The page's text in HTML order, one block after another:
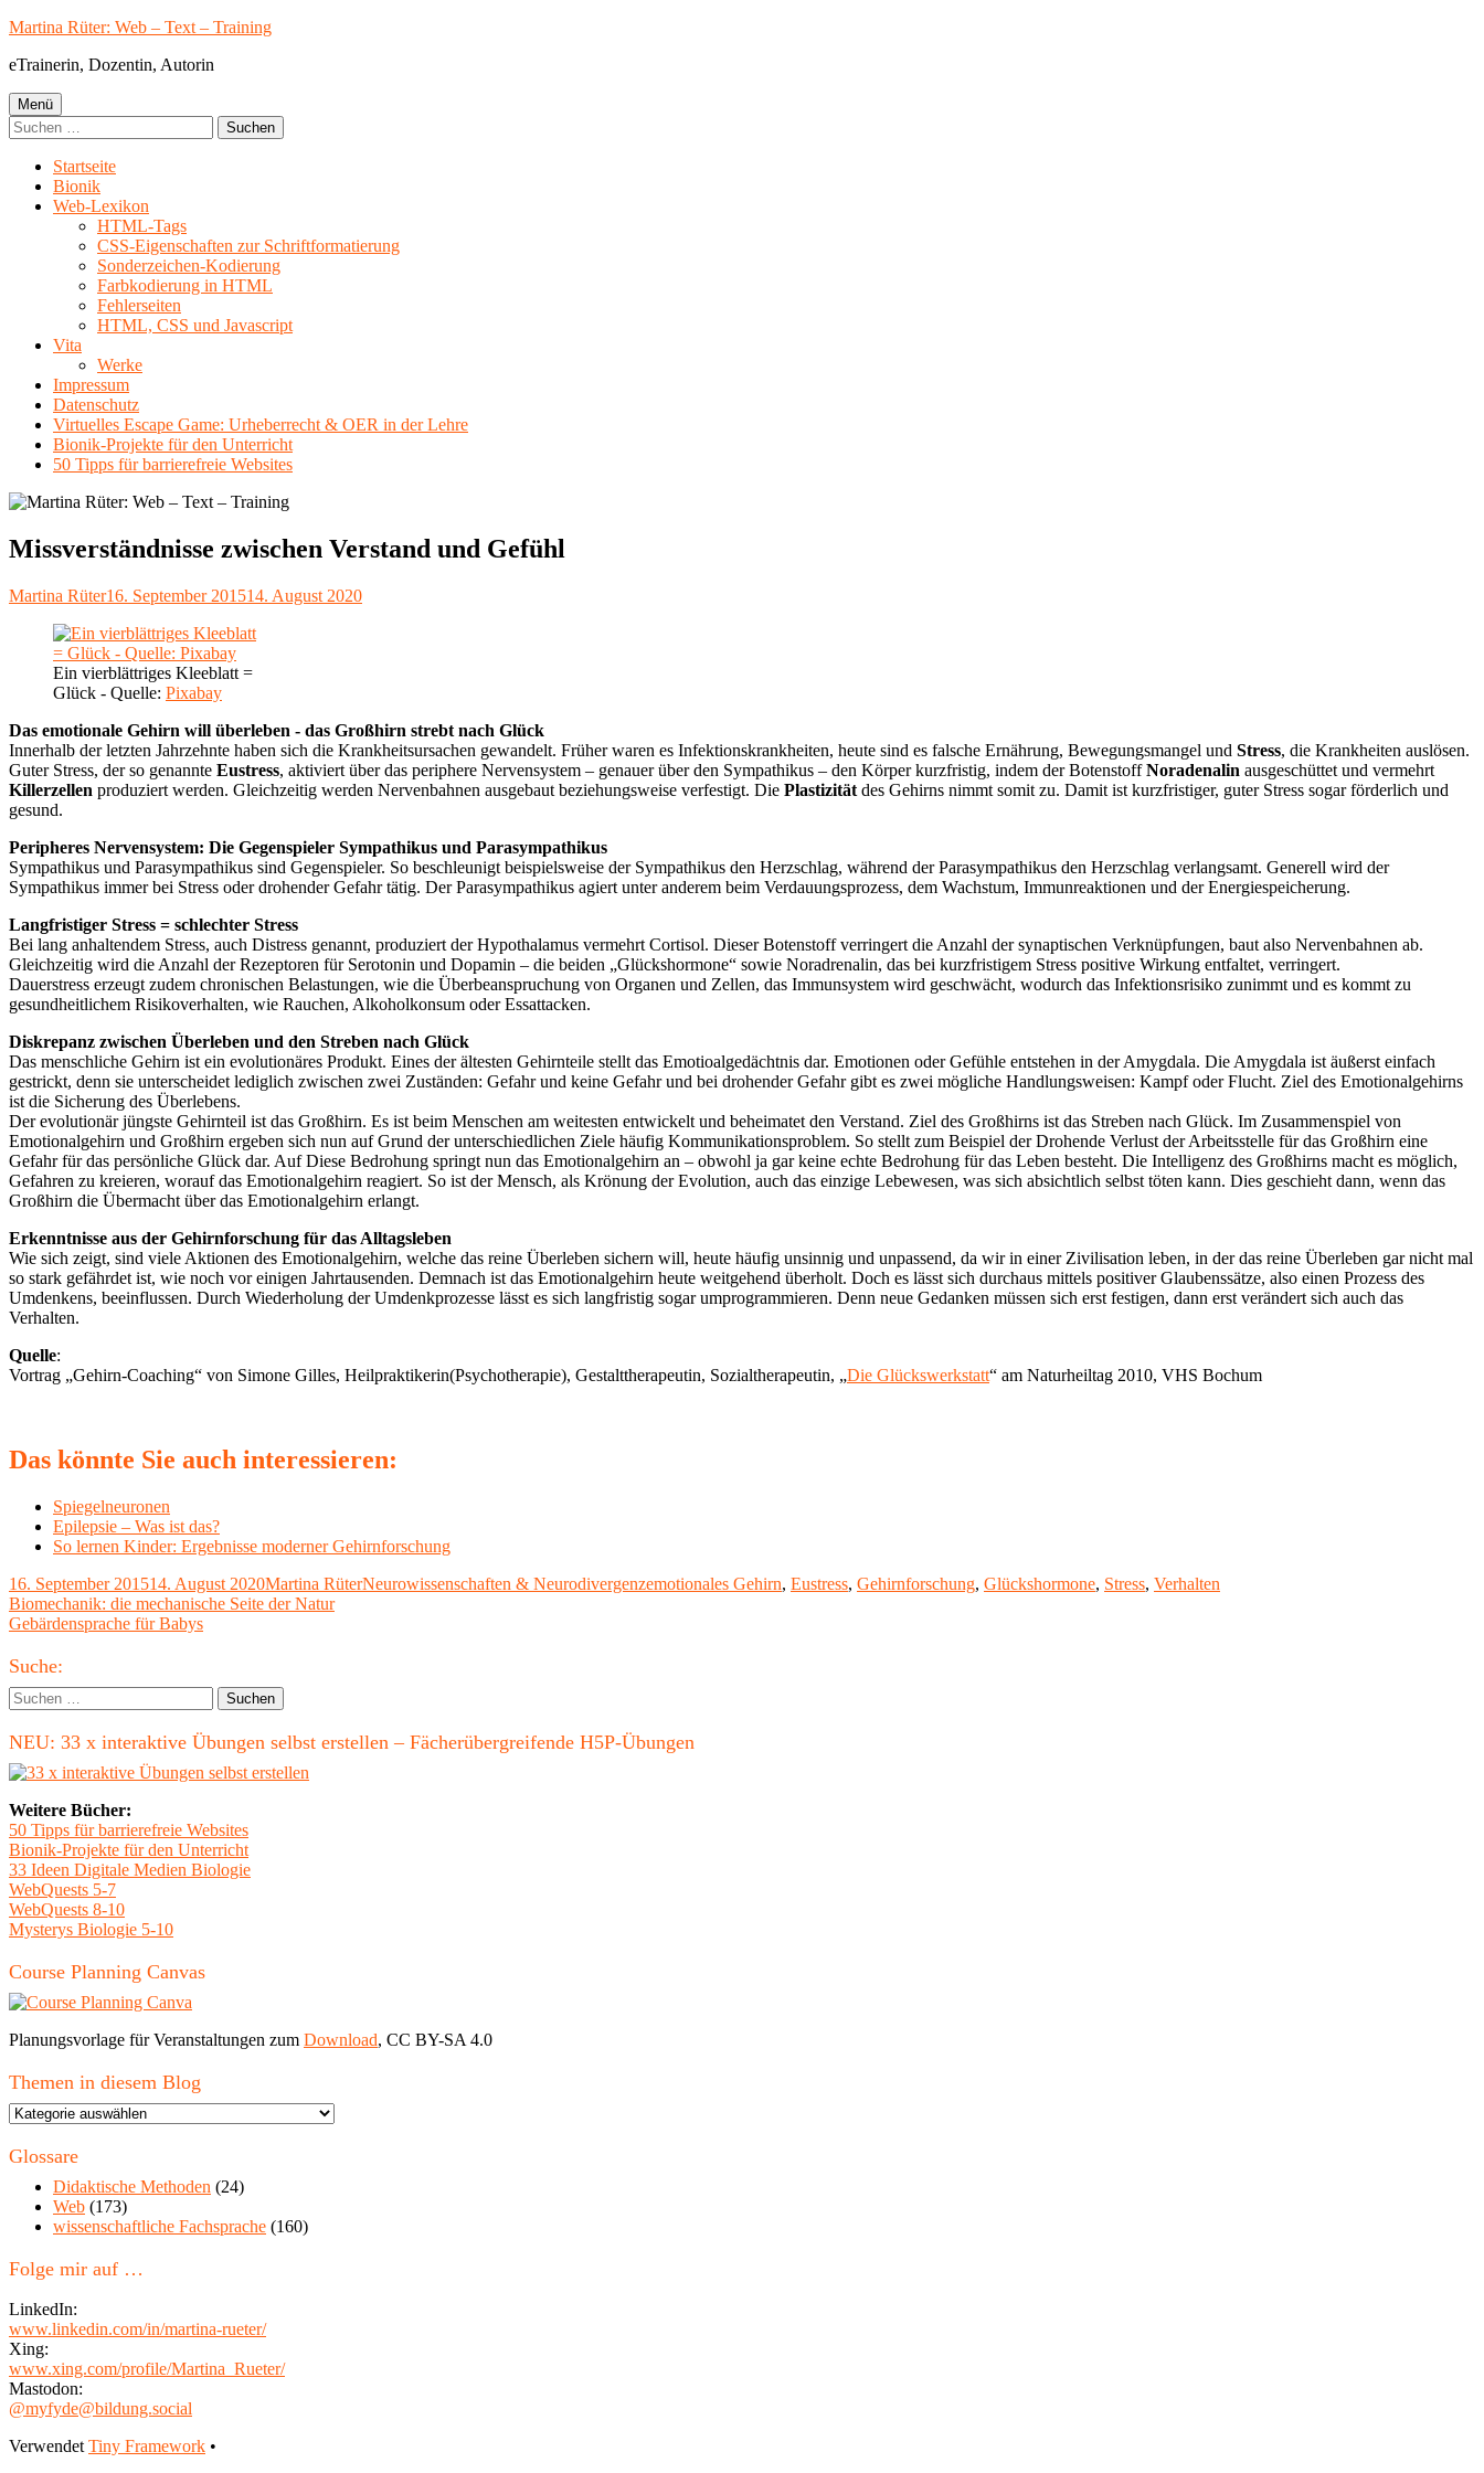
Springe
Inhalt
Martina Rüter: Web – Text – Training
eTrainerin, Dozentin, Autorin
Primäres
Menü
Menü
Suchen
nach:
Startseite
Bionik
Web-Lexikon
HTML-Tags
CSS-Eigenschaften zur Schriftformatierung
Sonderzeichen-Kodierung
Farbkodierung in HTML
Fehlerseiten
HTML, CSS und Javascript
Vita
Werke
Impressum
Datenschutz
Virtuelles Escape Game: Urheberrecht & OER in der Lehre
Bionik-Projekte für den Unterricht
50 Tipps für barrierefreie Websites
Missverständnisse zwischen Verstand und Gefühl
Autor
Martina RüterVeröffentlicht
16. September 201514. August 2020
Ein vierblättriges Kleeblatt =
Glück - Quelle: Pixabay
Das emotionale Gehirn will überleben - das Großhirn strebt nach Glück
Innerhalb der letzten Jahrzehnte haben sich die Krankheitsursachen gewandelt. Früher waren es Infektionskrankheiten, heute sind es falsche Ernährung, Bewegungsmangel und Stress, die Krankheiten auslösen.
Guter Stress, der so genannte Eustress, aktiviert über das periphere Nervensystem – genauer über den Sympathikus – den Körper kurzfristig, indem der BotenstoffNoradenalin ausgeschüttet und vermehrt
Killerzellen produziert werden. Gleichzeitig werden Nervenbahnen ausgebaut beziehungsweise verfestigt. Die Plastizität des Gehirns nimmt somit zu. Damit ist kurzfristiger, guter Stress sogar förderlich und
gesund.
Peripheres Nervensystem: Die Gegenspieler Sympathikus und Parasympathikus
Sympathikus und Parasympathikus sind Gegenspieler. So beschleunigt beispielsweise der Sympathikus den Herzschlag, während der Parasympathikus den Herzschlag verlangsamt. Generell wird der
Sympathikus immer bei Stress oder drohender Gefahr tätig. Der Parasympathikus agiert unter anderem beim Verdauungsprozess, dem Wachstum, Immunreaktionen und der Energiespeicherung.
Langfristiger Stress = schlechter Stress
Bei lang anhaltendem Stress, auch Distress genannt, produziert der Hypothalamus vermehrt Cortisol. Dieser Botenstoff verringert die Anzahl der synaptischen Verknüpfungen, baut also Nervenbahnen ab.
Gleichzeitig wird die Anzahl der Rezeptoren für Serotonin und Dopamin – die beiden „Glückshormone“ sowie Noradrenalin, das bei kurzfristigem Stress positive Wirkung entfaltet, verringert.
Dauerstress erzeugt zudem chronischen Belastungen, wie die Überbeanspruchung von Organen und Zellen, das Immunsystem wird geschwächt, wodurch das Infektionsrisiko zunimmt und es kommt zu
gesundheitlichem Risikoverhalten, wie Rauchen, Alkoholkonsum oder Essattacken.
Diskrepanz zwischen Überleben und den Streben nach Glück
Das menschliche Gehirn ist ein evolutionäres Produkt. Eines der ältesten Gehirnteile stellt das Emotioalgedächtnis dar. Emotionen oder Gefühle entstehen in der Amygdala. Die Amygdala ist äußerst einfach
gestrickt, denn sie unterscheidet lediglich zwischen zwei Zuständen: Gefahr und keine Gefahr und bei drohender Gefahr gibt es zwei mögliche Handlungsweisen: Kampf oder Flucht. Ziel des Emotionalgehirns
ist die Sicherung des Überlebens.
Der evolutionär jüngste Gehirnteil ist das Großhirn. Es ist beim Menschen am weitesten entwickelt und beheimatet den Verstand. Ziel des Großhirns ist das Streben nach Glück. Im Zusammenspiel von
Emotionalgehirn und Großhirn ergeben sich nun auf Grund der unterschiedlichen Ziele häufig Kommunikationsproblem. So stellt zum Beispiel der Drohende Verlust der Arbeitsstelle für das Großhirn eine
Gefahr für das persönliche Glück dar. Auf Diese Bedrohung springt nun das Emotionalgehirn an – obwohl ja gar keine echte Bedrohung für das Leben besteht. Die Intelligenz des Großhirns macht es möglich,
Gefahren zu kreieren, worauf das Emotionalgehirn reagiert. So ist der Mensch, als Krönung der Evolution, auch das einzige Lebewesen, was sich absichtlich selbst töten kann. Dies geschieht dann, wenn das
Großhirn die Übermacht über das Emotionalgehirn erlangt.
Erkenntnisse aus der Gehirnforschung für das Alltagsleben
Wie sich zeigt, sind viele Aktionen des Emotionalgehirn, welche das reine Überleben sichern will, heute häufig unsinnig und unpassend, da wir in einer Zivilisation leben, in der das reine Überleben gar nicht mal
so stark gefährdet ist, wie noch vor einigen Jahrtausenden. Demnach ist das Emotionalgehirn heute weitgehend überholt. Doch es lässt sich durchaus mittels positiver Glaubenssätze, also einen Prozess des
Umdenkens, beeinflussen. Durch Wiederholung der Umdenkprozesse lässt es sich langfristig sogar umprogrammieren. Denn neue Gedanken müssen sich erst festigen, dann erst verändert sich auch das
Verhalten.
Quelle:
Vortrag „Gehirn-Coaching“ von Simone Gilles, Heilpraktikerin(Psychotherapie), Gestalttherapeutin, Sozialtherapeutin, „Die Glückswerkstatt“ am Naturheiltag 2010, VHS Bochum
Das könnte Sie auch interessieren:
Spiegelneuronen
Epilepsie – Was ist das?
So lernen Kinder: Ergebnisse moderner Gehirnforschung
Veröffentlicht
am
16. September 201514. August 2020Autor
Martina RüterKategorien
Neurowissenschaften & NeurodivergenzSchlagwörter
emotionales Gehirn, Eustress, Gehirnforschung, Glückshormone, Stress, Verhalten
Beitragsnavigation
Vorheriger
Beitrag:
Biomechanik: die mechanische Seite der Natur
Nächster
Gebärdensprache für Babys
Haupt-
Seitenleiste
Suche:
Suchen
nach:
NEU: 33 x interaktive Übungen selbst erstellen – Fächerübergreifende H5P-Übungen
Weitere Bücher:
50 Tipps für barrierefreie Websites
Bionik-Projekte für den Unterricht
33 Ideen Digitale Medien Biologie
WebQuests 5-7
WebQuests 8-10
Mysterys Biologie 5-10
Course Planning Canvas
Planungsvorlage für Veranstaltungen zum Download, CC BY-SA 4.0
Themen in diesem Blog
Themen
diesem
Glossare
Didaktische Methoden (24)
Web (173)
wissenschaftliche Fachsprache (160)
Folge mir auf …
LinkedIn:
www.linkedin.com/in/martina-rueter/
Xing:
www.xing.com/profile/Martina_Rueter/
Mastodon:
@myfyde@bildung.social
Footer
Verwendet Tiny Framework •